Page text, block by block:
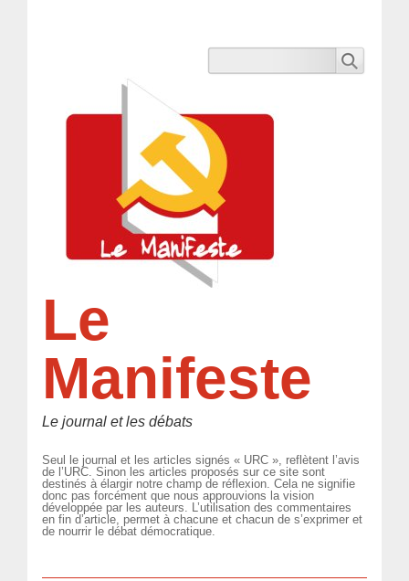
Le
Manifeste
Le journal et les débats
Seul le journal et les articles signés « URC », reflètent l’avis
de l’URC. Sinon les articles proposés sur ce site sont
destinés à élargir notre champ de réflexion. Cela ne signifie
donc pas forcément que nous approuvions la vision
développée par les auteurs. L’utilisation des commentaires
en fin d’article, permet à chacune et chacun de s’exprimer et
de nourrir le débat démocratique.